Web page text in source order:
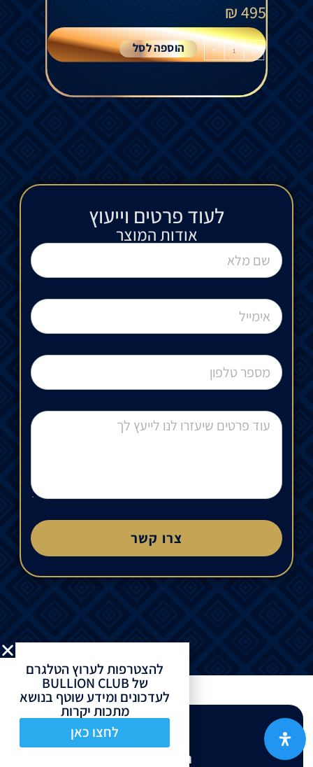
495
₪
-
+ הוספה לסל
לעוד פרטים וייעוץ​
אודות המוצר
צרו קשר
המיקום שלנו
להצטרפות לערוץ הטלגרם
של BULLION CLUB
לעדכונים ומידע שוטף בנושא
מתכות יקרות
לחצו כאן